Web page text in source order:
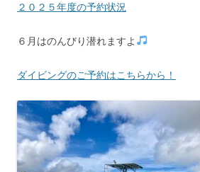
２０２５年度の予約状況
６月はのんびり潜れますよ
ダイビングのご予約はこちらから！